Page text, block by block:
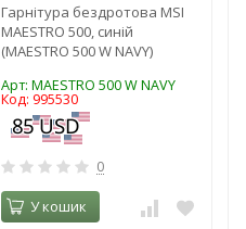
Гарнітура бездротова MSI
MAESTRO 500, синій
(MAESTRO 500 W NAVY)
Арт: MAESTRO 500 W NAVY
Код: 995530
0
У кошик